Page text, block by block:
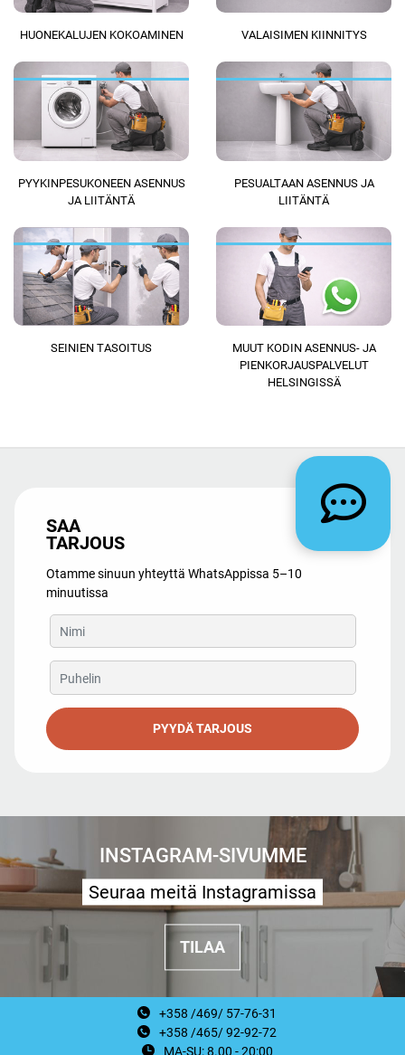
HUONEKALUJEN KOKOAMINEN VALAISIMEN KIINNITYS
PYYKINPESUKONEEN ASENNUS
JA LIITÄNTÄ
PESUALTAAN ASENNUS JA
LIITÄNTÄ
SEINIEN TASOITUS
MUUT KODIN ASENNUS- JA
PIENKORJAUSPALVELUT
HELSINGISSÄ
SAA
TARJOUS
Otamme sinuun yhteyttä WhatsAppissa 5–10
minuutissa
PYYDÄ TARJOUS
INSTAGRAM-SIVUMME
Seuraa meitä Instagramissa
TILAA
+358 /469/ 57-76-31
+358 /465/ 92-92-72
MA-SU: 8.00 - 20:00